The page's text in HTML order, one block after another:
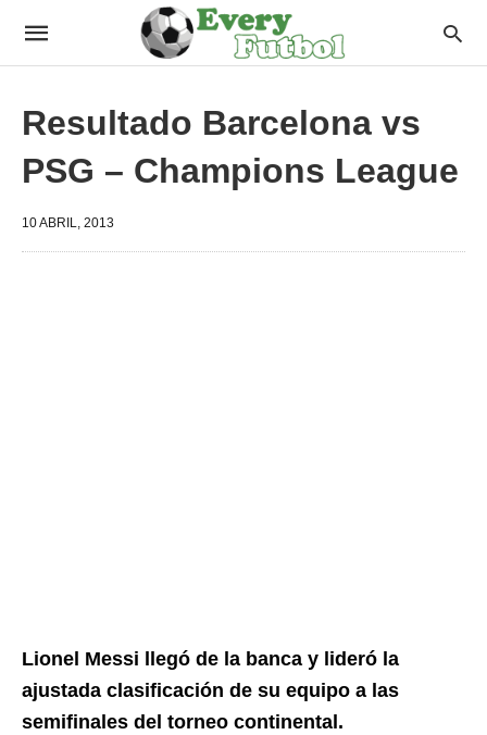
Resultado Barcelona vs
PSG – Champions League
10 ABRIL, 2013
Lionel Messi llegó de la banca y lideró la
ajustada clasificación de su equipo a las
semifinales del torneo continental.